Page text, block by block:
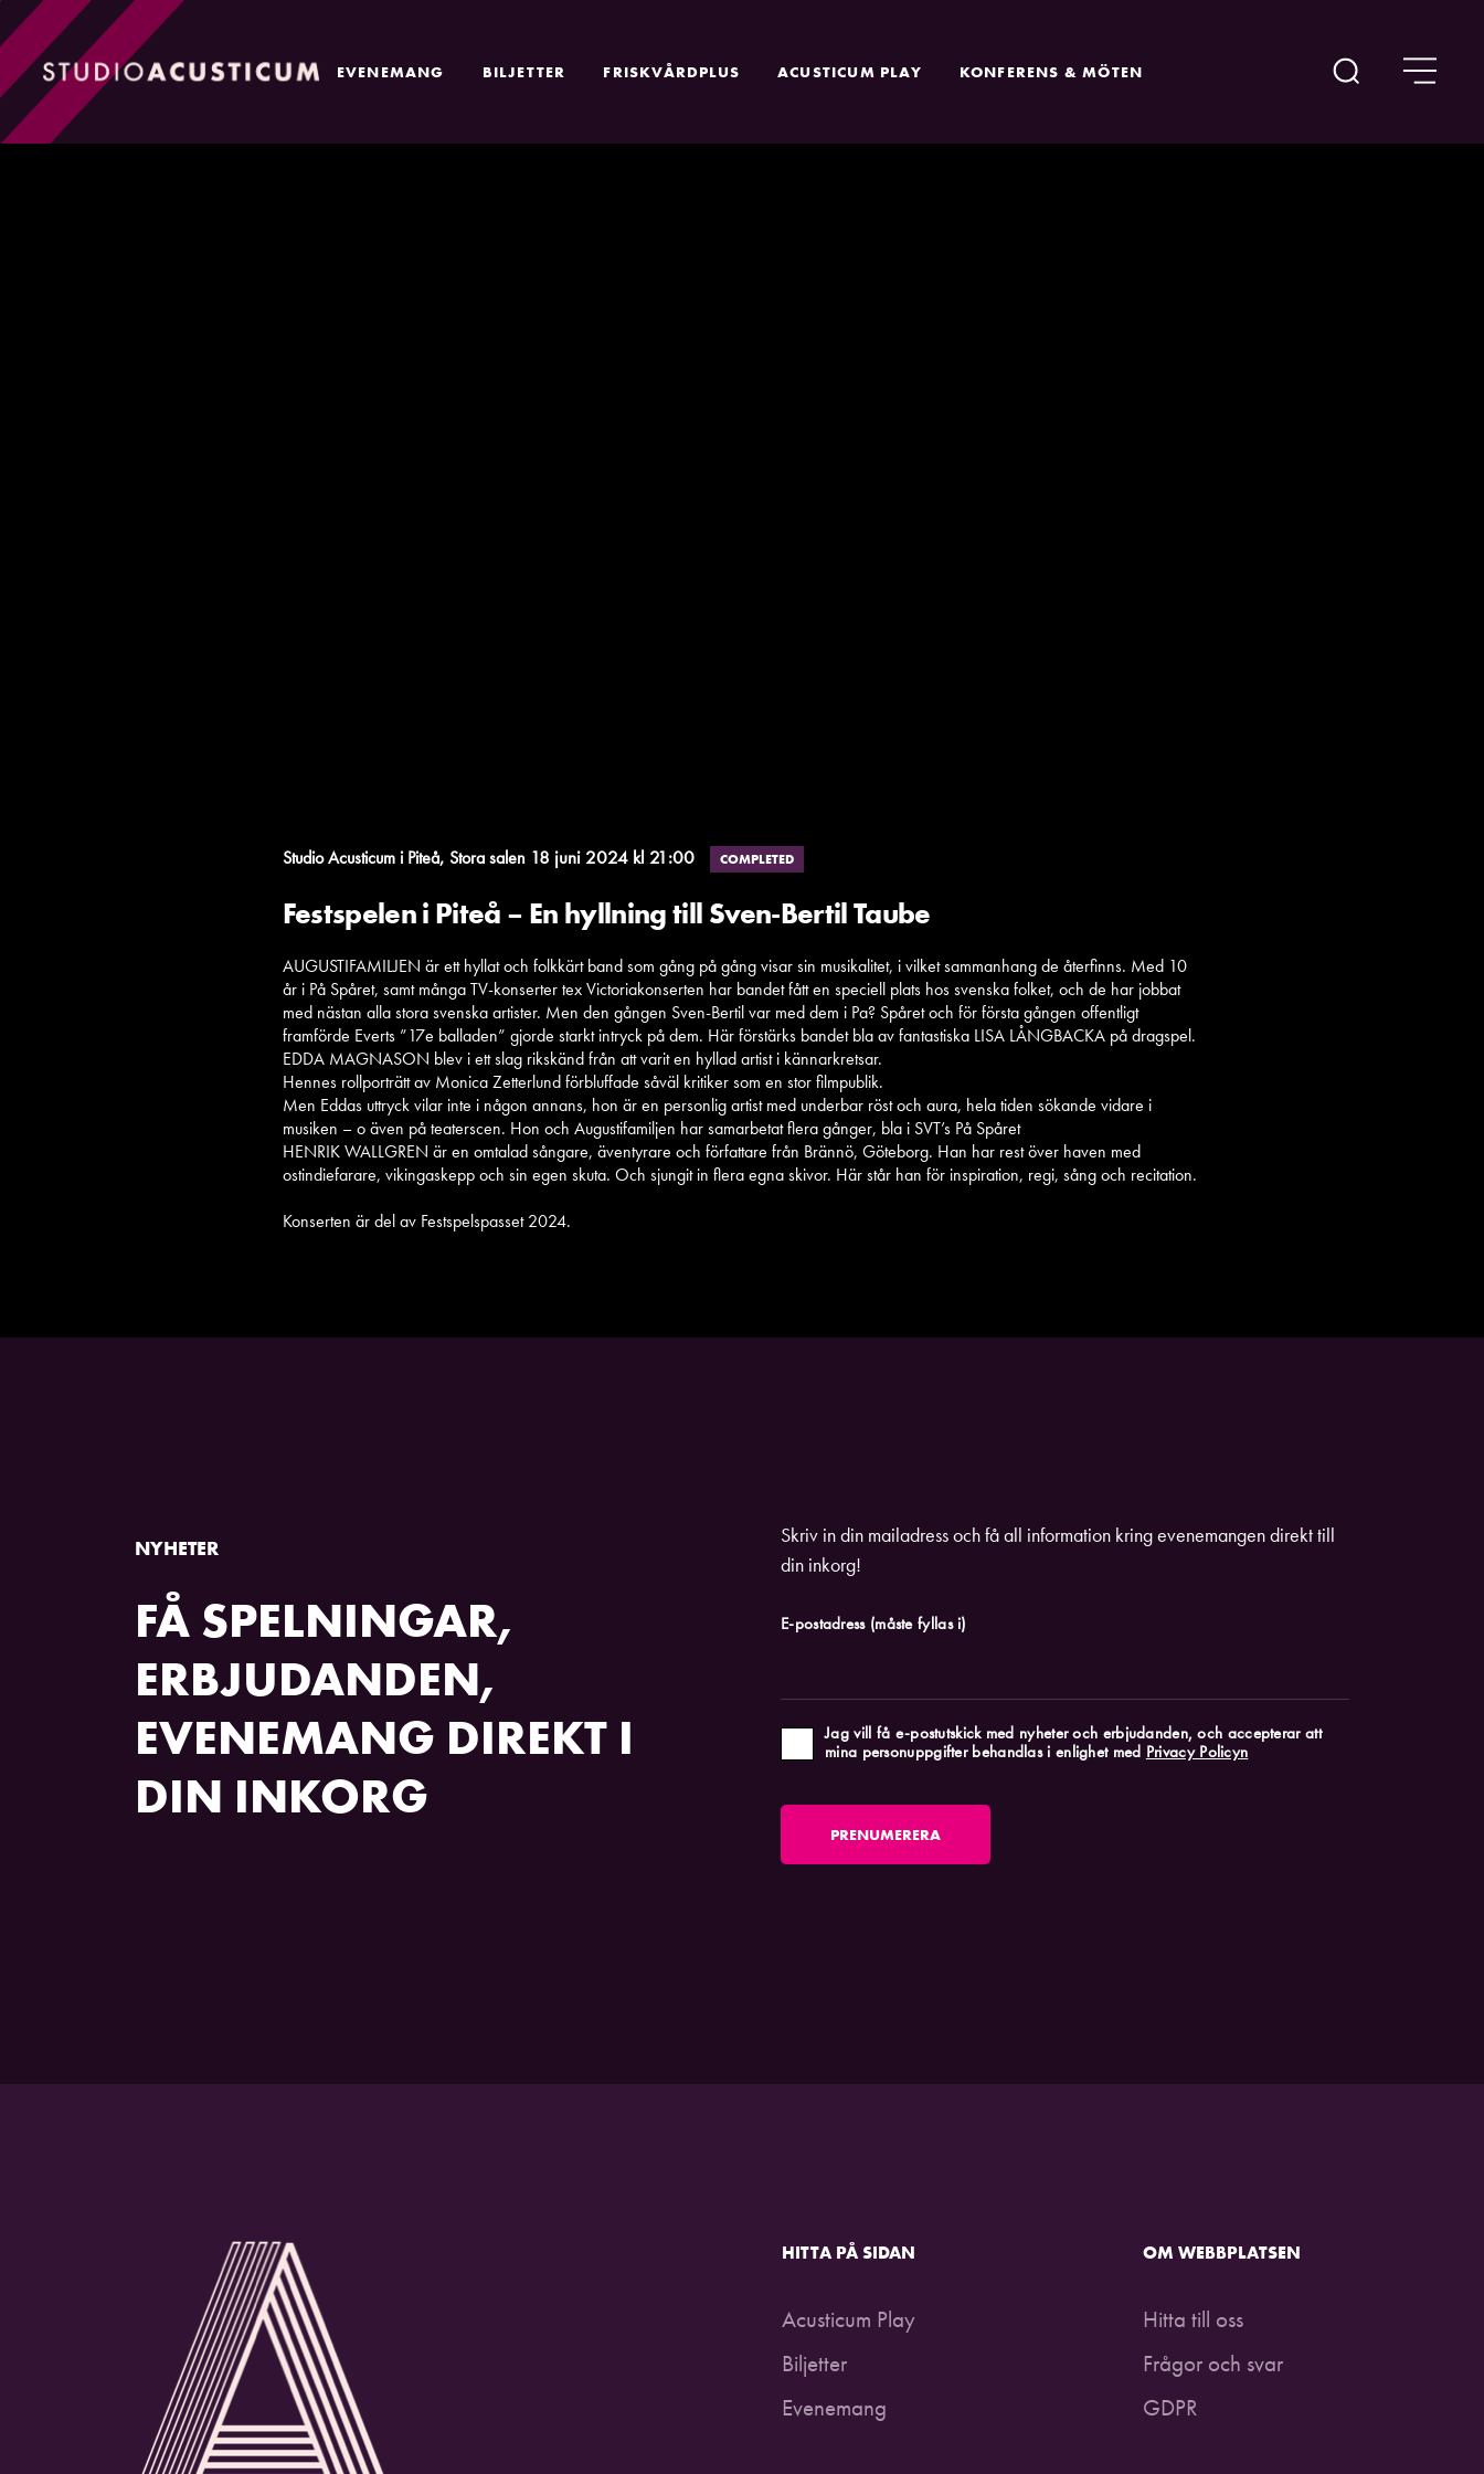
EVENEMANG BILJETTER FRISKVÅRDPLUS ACUSTICUM PLAY KONFERENS & MÖTEN
Studio Acusticum i Piteå, Stora salen18 juni 2024 kl 21:00 COMPLETED
Festspelen i Piteå – En hyllning till Sven-Bertil Taube
AUGUSTIFAMILJEN är ett hyllat och folkkärt band som gång på gång visar sin musikalitet, i vilket sammanhang de återfinns. Med 10
år i På Spåret, samt många TV-konserter tex Victoriakonserten har bandet fått en speciell plats hos svenska folket, och de har jobbat
med nästan alla stora svenska artister. Men den gången Sven-Bertil var med dem i Pa? Spåret och för första gången offentligt
framförde Everts ”17e balladen” gjorde starkt intryck på dem. Här förstärks bandet bla av fantastiska LISA LÅNGBACKA på dragspel.
EDDA MAGNASON blev i ett slag rikskänd från att varit en hyllad artist i kännarkretsar.
Hennes rollporträtt av Monica Zetterlund förbluffade såväl kritiker som en stor filmpublik.
Men Eddas uttryck vilar inte i någon annans, hon är en personlig artist med underbar röst och aura, hela tiden sökande vidare i
musiken – o även på teaterscen. Hon och Augustifamiljen har samarbetat flera gånger, bla i SVT’s På Spåret
HENRIK WALLGREN är en omtalad sångare, äventyrare och författare från Brännö, Göteborg. Han har rest över haven med
ostindiefarare, vikingaskepp och sin egen skuta. Och sjungit in flera egna skivor. Här står han för inspiration, regi, sång och recitation.
Konserten är del av Festspelspasset 2024.
NYHETER
FÅ SPELNINGAR,
ERBJUDANDEN,
EVENEMANG DIREKT I
DIN INKORG
Skriv in din mailadress och få all information kring evenemangen direkt till
din inkorg!
E-postadress (måste fyllas i)
Jag vill få e-postutskick med nyheter och erbjudanden, och accepterar att
mina personuppgifter behandlas i enlighet med Privacy Policyn
PRENUMERERA
HITTA PÅ SIDAN
Acusticum Play
Biljetter
Evenemang
OM WEBBPLATSEN
Hitta till oss
Frågor och svar
GDPR